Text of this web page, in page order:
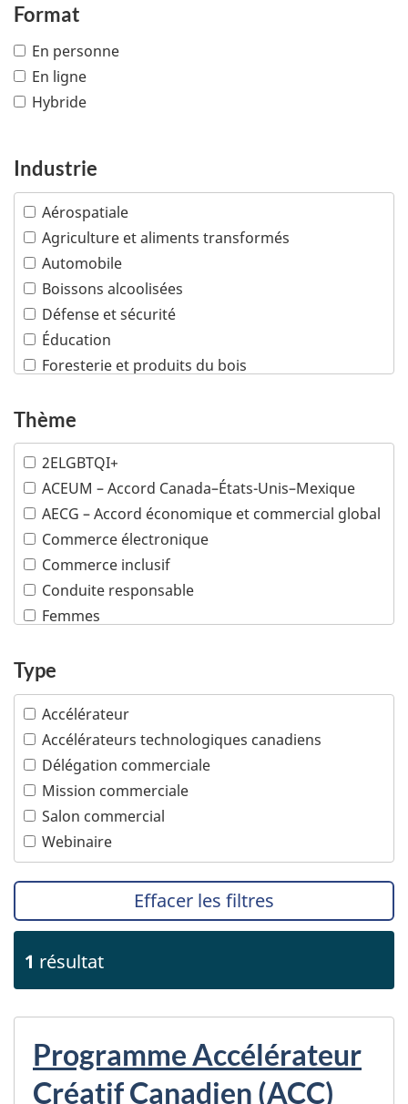
Format
En personne
En ligne
Hybride
Industrie
Aérospatiale
Agriculture et aliments transformés
Automobile
Boissons alcoolisées
Défense et sécurité
Éducation
Foresterie et produits du bois
Infrastructures
Machinerie industrielle
Mines
Pétrole et gaz
Plusieurs industries
Poissons et fruits de mer
Produits chimiques et matières plastiques
Produits de consommation
Sciences de la vie
Services professionnels
Technologies de l'information et des
communications
Technologies océaniques
Technologies propres
Tourisme
Transports
Thème
2ELGBTQI+
ACEUM – Accord Canada–États-Unis–Mexique
AECG – Accord économique et commercial global
Commerce électronique
Commerce inclusif
Conduite responsable
Femmes
Peuples autochtones
Propriété intellectuelle
PTPGP – Accord de Partenariat transpacifique
global et progressiste
Type
Accélérateur
Accélérateurs technologiques canadiens
Délégation commerciale
Mission commerciale
Salon commercial
Webinaire
Effacer les filtres
1 résultat
Programme Accélérateur
Créatif Canadien (ACC)